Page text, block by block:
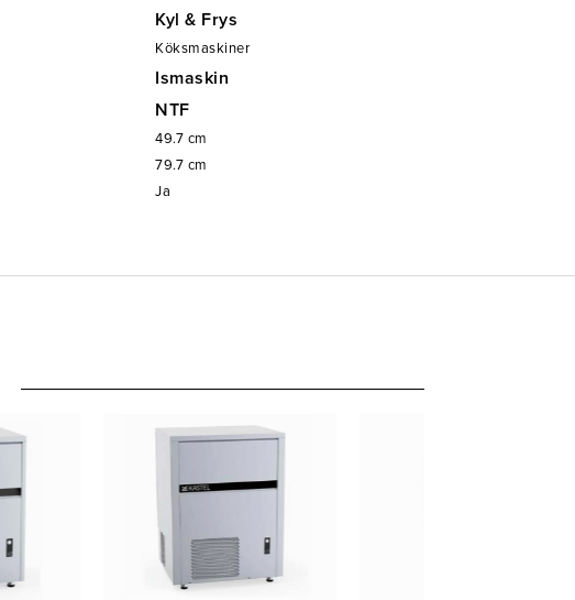
Kyl & Frys
Köksmaskiner
Ismaskin
NTF
49.7 cm
79.7 cm
Ja